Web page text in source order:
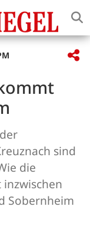
sind
die
Sobernheim